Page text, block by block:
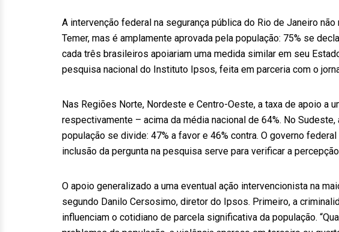
A intervenção federal na segurança pública do Rio de Janeiro
Temer, mas é amplamente aprovada pela população: 75% se
cada três brasileiros apoiariam uma medida similar em seu
pesquisa nacional do Instituto Ipsos, feita em parceria com o
Nas Regiões Norte, Nordeste e Centro-Oeste, a taxa de apoio a
respectivamente – acima da média nacional de 64%. No Sudeste,
população se divide: 47% a favor e 46% contra. O governo
inclusão da pergunta na pesquisa serve para verificar a
O apoio generalizado a uma eventual ação intervencionista na
segundo Danilo Cersosimo, diretor do Ipsos. Primeiro, a
influenciam o cotidiano de parcela significativa da população.